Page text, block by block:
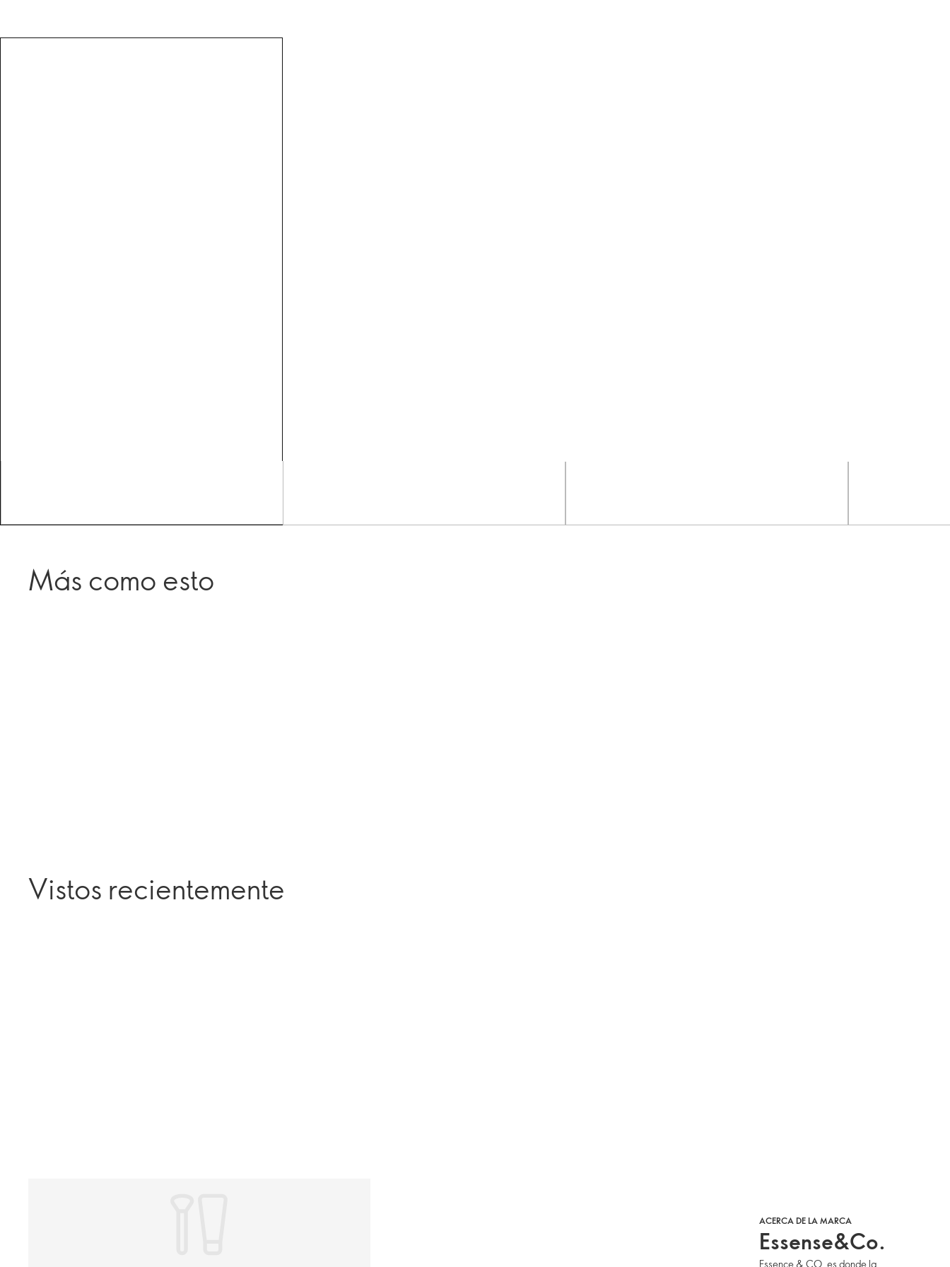
Más como esto
Vistos recientemente
ACERCA DE LA MARCA
Essense&Co.
Essence & CO. es donde la